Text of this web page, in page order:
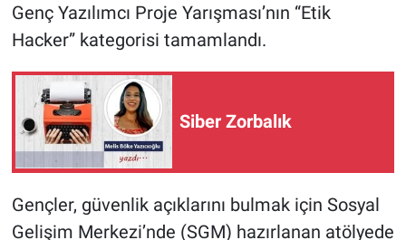
Genç Yazılımcı Proje Yarışması’nın “Etik
Hacker” kategorisi tamamlandı.
Siber Zorbalık
Gençler, güvenlik açıklarını bulmak için Sosyal
Gelişim Merkezi’nde (SGM) hazırlanan atölyede